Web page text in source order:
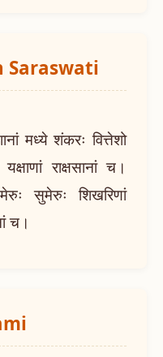
Saraswati
मध्ये शंकरः वित्तेशो
राक्षसानां च।
मेरुः सुमेरुः शिखरिणां
च।